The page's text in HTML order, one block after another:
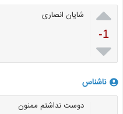

-1

شایان انصاری
ناشناس
دوست نداشتم ممنون